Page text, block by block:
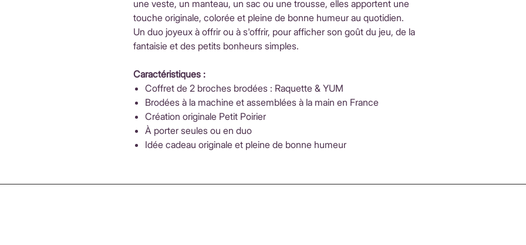
une veste, un manteau, un sac ou une trousse, elles apportent une
touche originale, colorée et pleine de bonne humeur au quotidien.
Un duo joyeux à offrir ou à s'offrir, pour afficher son goût du jeu, de la
fantaisie et des petits bonheurs simples.
Caractéristiques :
Coffret de 2 broches brodées : Raquette & YUM
Brodées à la machine et assemblées à la main en France
Création originale Petit Poirier
À porter seules ou en duo
Idée cadeau originale et pleine de bonne humeur